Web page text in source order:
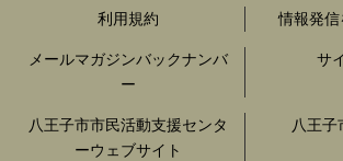
利用規約 情報発
メールマガジンバックナンバ
ー
サ
八王子市市民活動支援センタ
ーウェブサイト
八王子